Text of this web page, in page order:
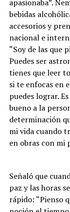
apasionaba”.
bebidas
accesorios y
nacional e
“Soy de las que
Puedes ser
tienes que leer
si te enfocas en
puedes lograr.
bueno a la
determinación
mi vida cuando
en obras con mi
Señaló que
paz y las horas
rápido: “Pienso